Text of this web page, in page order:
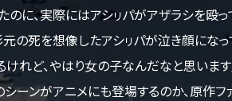
に、実際にはアシㇼパがアザラシを殴
の死を想像したアシㇼパが泣き顔になっ
れど、やはり女の子なんだなと思いま
ーンがアニメにも登場するのか、原作フ